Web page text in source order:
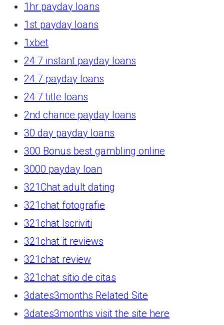
1hr payday loans
1st payday loans
1xbet
24 7 instant payday loans
24 7 payday loans
24 7 title loans
2nd chance payday loans
30 day payday loans
300 Bonus best gambling online
3000 payday loan
321Chat adult dating
321chat fotografie
321chat Iscriviti
321chat it reviews
321chat review
321chat sitio de citas
3dates3months Related Site
3dates3months visit the site here